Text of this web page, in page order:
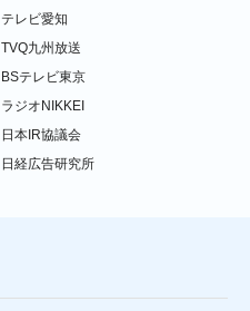
テレビ愛知
TVQ九州放送
BSテレビ東京
ラジオNIKKEI
日本IR協議会
日経広告研究所